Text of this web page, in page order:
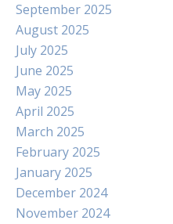
September 2025
August 2025
July 2025
June 2025
May 2025
April 2025
March 2025
February 2025
January 2025
December 2024
November 2024